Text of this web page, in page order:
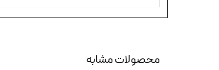
محصولات مشابه